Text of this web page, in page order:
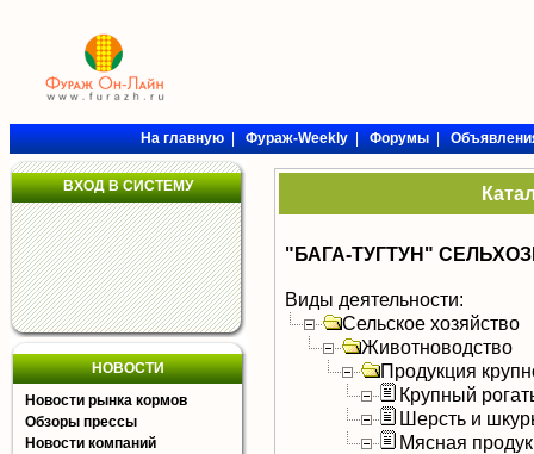
На главную|Фураж-Weekly|Форумы|
ВХОД В СИСТЕМУ
НОВОСТИ
Новости рынка кормов
Обзоры прессы
Новости компаний
"БАГА-ТУГТУН"
Виды деятельности:
Сельское хозяйство
Животноводство
Продукция
Крупный
Шерсть и
Мясная